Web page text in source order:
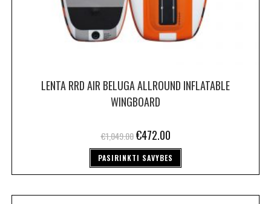
LENTA RRD AIR BELUGA ALLROUND INFLATABLE
WINGBOARD
€1,049.00 €472.00
PASIRINKTI SAVYBES